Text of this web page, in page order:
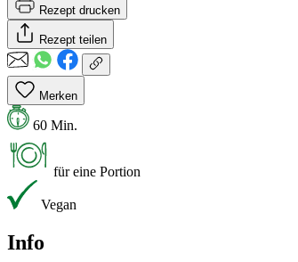
Rezept drucken
Rezept teilen
Merken
60 Min.
für eine Portion
Vegan
Info